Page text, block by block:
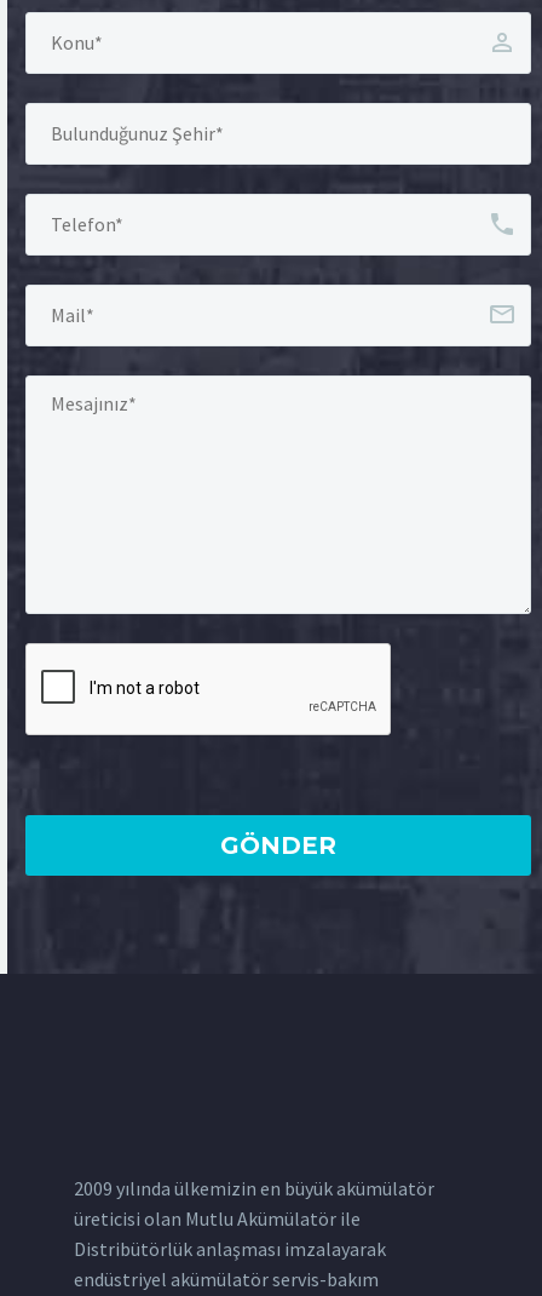
2009 yılında ülkemizin en büyük akümülatör
üreticisi olan Mutlu Akümülatör ile
Distribütörlük anlaşması imzalayarak
endüstriyel akümülatör servis-bakım